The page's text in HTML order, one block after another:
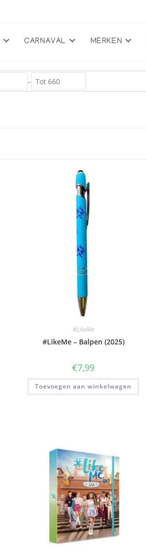
CARNAVAL MERKEN
–
#LikeMe
#LikeMe – Balpen (2025)
€7,99
Toevoegen aan winkelwagen